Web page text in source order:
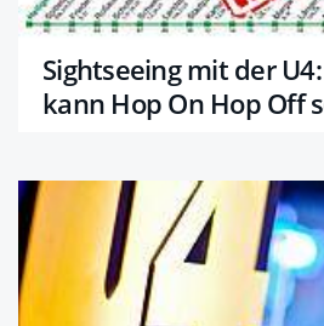
Sightseeing mit der
kann Hop On Hop Off